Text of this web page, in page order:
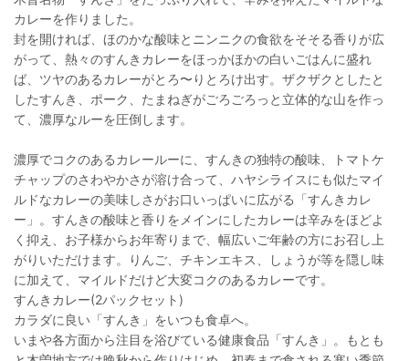
カレーを作りました。
封を開ければ、ほのかな酸味とニンニクの食欲をそそる香りが広
がって、熱々のすんきカレーをほっかほかの白いごはんに盛れ
ば、ツヤのあるカレーがとろ〜りとろけ出す。ザクザクとしたと
したすんき、ポーク、たまねぎがごろごろっと立体的な山を作っ
て、濃厚なルーを圧倒します。
濃厚でコクのあるカレールーに、すんきの独特の酸味、トマトケ
チャップのさわやかさが溶け合って、ハヤシライスにも似たマイ
ルドなカレーの美味しさがお口いっぱいに広がる「すんきカレ
ー」。すんきの酸味と香りをメインにしたカレーは辛みをほどよ
く抑え、お子様からお年寄りまで、幅広いご年齢の方にお召し上
がりいただけます。りんご、チキンエキス、しょうが等を隠し味
に加えて、マイルドだけど大変コクのあるカレーです。
すんきカレー(2パックセット)
カラダに良い「すんき」をいつも食卓へ。
いまや各方面から注目を浴びている健康食品「すんき」。もとも